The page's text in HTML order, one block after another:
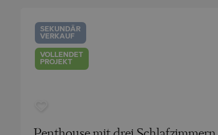
SEKUNDÄR
VERKAUF
VOLLENDET
PROJEKT